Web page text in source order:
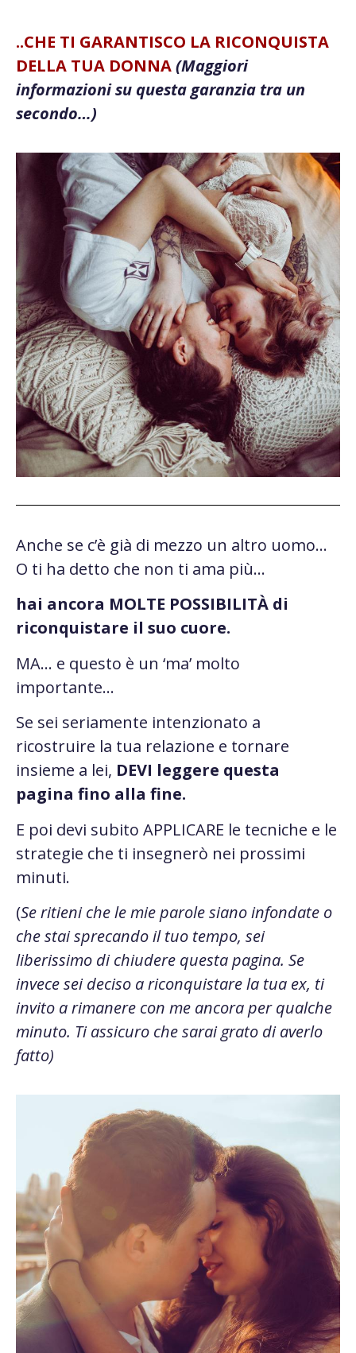
..CHE TI GARANTISCO LA RICONQUISTA
DELLA TUA DONNA(Maggiori
informazioni su questa garanzia tra un
secondo…)
Anche se c’è già di mezzo un altro uomo…
O ti ha detto che non ti ama più…
hai ancora MOLTE POSSIBILITÀ di
riconquistare il suo cuore.
MA… e questo è un ‘ma’ molto
importante…
Se sei seriamente intenzionato a
ricostruire la tua relazione e tornare
insieme a lei, DEVI leggere questa
pagina fino alla fine.
E poi devi subito APPLICARE le tecniche e le
strategie che ti insegnerò nei prossimi
minuti.
(Se ritieni che le mie parole siano infondate o
che stai sprecando il tuo tempo, sei
liberissimo di chiudere questa pagina. Se
invece sei deciso a riconquistare la tua ex, ti
invito a rimanere con me ancora per qualche
minuto. Ti assicuro che sarai grato di averlo
fatto)